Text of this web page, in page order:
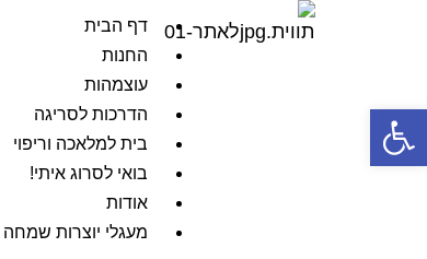
דף הבית
החנות
עוצמהות
הדרכות לסריגה
בית למלאכה וריפוי
בואי לסרוג איתי!
אודות
מעגלי יוצרות שמחה
פתח סרגל נגישות